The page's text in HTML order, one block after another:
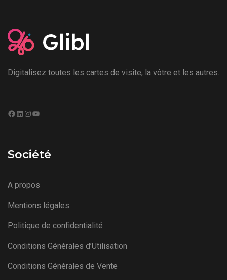
Digitalisez toutes les cartes de visite, la vôtre et les autres.
Société
A propos
Mentions légales
Politique de confidentialité
Conditions Générales d’Utilisation
Conditions Générales de Vente